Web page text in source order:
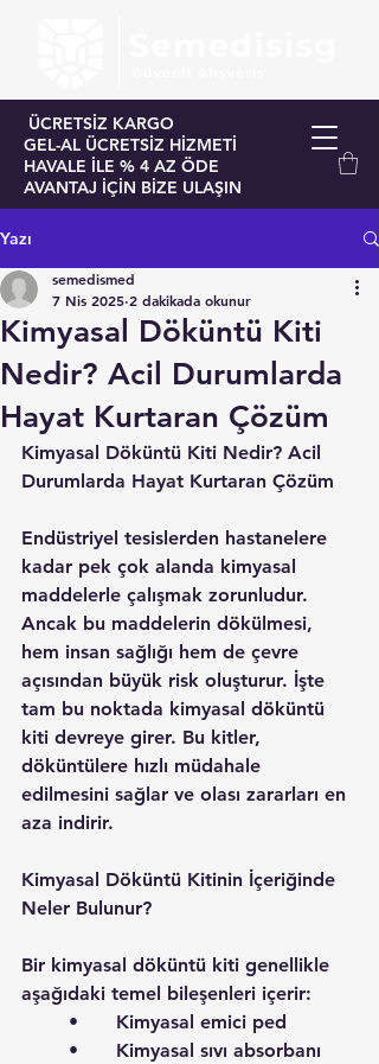
ÜCRETSİZ KARGO
GEL-AL ÜCRETSİZ HİZMETİ
HAVALE İLE % 4 AZ ÖDE
AVANTAJ İÇİN BİZE ULAŞIN
Yazı
Kimyasal Döküntü Kiti
Nedir? Acil Durumlarda
Hayat Kurtaran Çözüm
semedismed
7 Nis 2025 2 dakikada okunur
Kimyasal Döküntü Kiti Nedir? Acil
Durumlarda Hayat Kurtaran Çözüm
Endüstriyel tesislerden hastanelere
kadar pek çok alanda kimyasal
maddelerle çalışmak zorunludur.
Ancak bu maddelerin dökülmesi,
hem insan sağlığı hem de çevre
açısından büyük risk oluşturur. İşte
tam bu noktada kimyasal döküntü
kiti devreye girer. Bu kitler,
döküntülere hızlı müdahale
edilmesini sağlar ve olası zararları en
aza indirir.
Kimyasal Döküntü Kitinin İçeriğinde
Neler Bulunur?
Bir kimyasal döküntü kiti genellikle
aşağıdaki temel bileşenleri içerir:
	•	Kimyasal emici ped
	•	Kimyasal sıvı absorbanı